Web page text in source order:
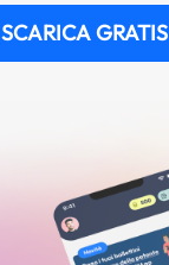
SCARICA GRATIS